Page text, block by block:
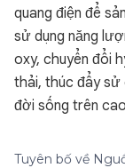
quang điện để
sử dụng năng
oxy, chuyển đổi
thải, thúc đẩy sử
đời sống trên
Tuyên bố về